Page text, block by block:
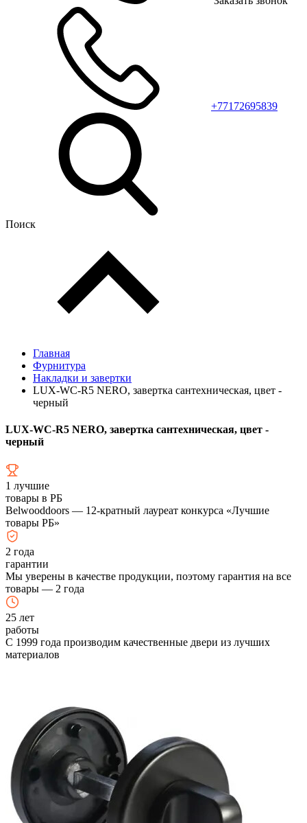
+77172695839
Поиск
Главная
Фурнитура
Накладки и завертки
LUX-WC-R5 NERO, завертка сантехническая, цвет -
черный
LUX-WC-R5 NERO, завертка сантехническая, цвет -
черный
1 лучшие
товары в РБ
Belwooddoors — 12-кратный лауреат конкурса «Лучшие
товары РБ»
2 года
гарантии
Мы уверены в качестве продукции, поэтому гарантия на все
товары — 2 года
25 лет
работы
С 1999 года производим качественные двери из лучших
материалов